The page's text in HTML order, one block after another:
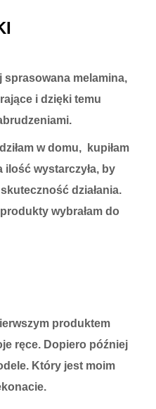
sprasowana melamina,
i dzięki temu
w domu, kupiłam
ilość wystarczyła, by
działania.
wybrałam do
produktem
ręce. Dopiero później
Który jest moim